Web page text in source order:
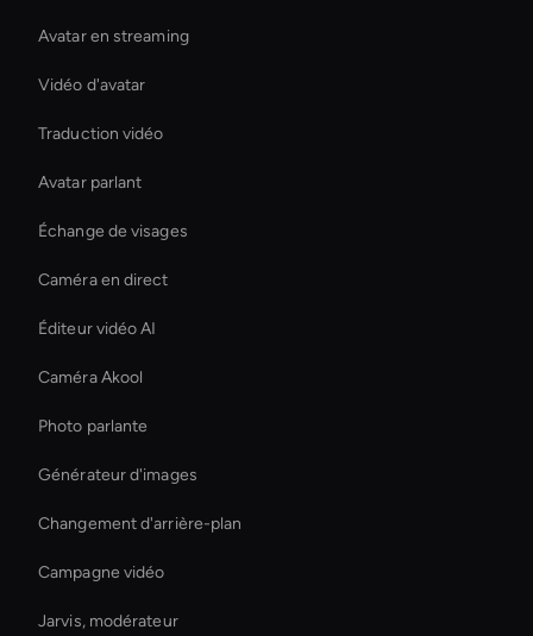
Avatar en streaming
Vidéo d'avatar
Traduction vidéo
Avatar parlant
Échange de visages
Caméra en direct
Éditeur vidéo AI
Caméra Akool
Photo parlante
Générateur d'images
Changement d'arrière-plan
Campagne vidéo
Jarvis, modérateur